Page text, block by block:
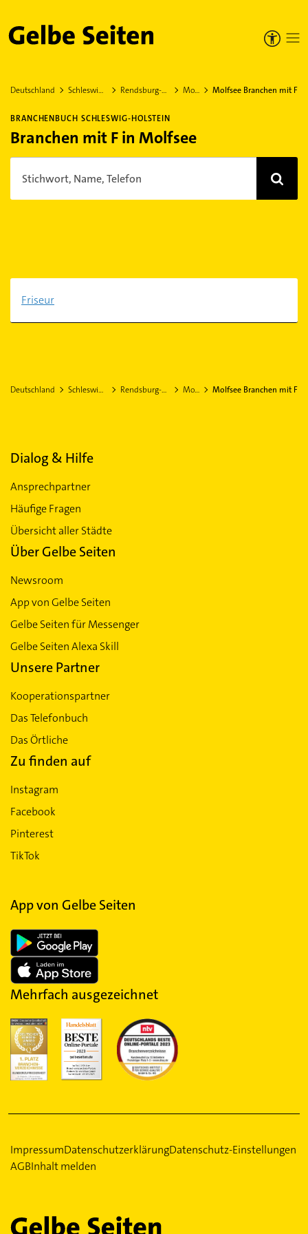
Gelbe Seiten
Deutschland Schleswig-Holstein Rendsburg-Eckernförde Molfsee Molfsee Branchen mit F
BRANCHENBUCH SCHLESWIG-HOLSTEIN
Branchen mit F in Molfsee
Stichwort, Name, Telefon
Friseur
Deutschland Schleswig-Holstein Rendsburg-Eckernförde Molfsee Molfsee Branchen mit F
Dialog & Hilfe
Ansprechpartner
Häufige Fragen
Übersicht aller Städte
Über Gelbe Seiten
Newsroom
App von Gelbe Seiten
Gelbe Seiten für Messenger
Gelbe Seiten Alexa Skill
Unsere Partner
Kooperationspartner
Das Telefonbuch
Das Örtliche
Zu finden auf
Instagram
Facebook
Pinterest
TikTok
App von Gelbe Seiten
Mehrfach ausgezeichnet
ImpressumDatenschutzerklärungDatenschutz-Einstellungen
AGBInhalt melden